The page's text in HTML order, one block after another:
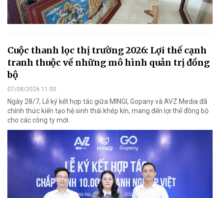
Cuộc thanh lọc thị trường 2026: Lợi thế cạnh
tranh thuộc về những mô hình quản trị đồng
bộ
07/08/2026 11:00
Ngày 28/7, Lễ ký kết hợp tác giữa MINGI, Gopany và AVZ Media đã
chính thức kiến tạo hệ sinh thái khép kín, mang đến lợi thế đồng bộ
cho các công ty mới.